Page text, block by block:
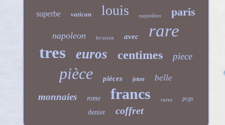
superbe vatican louis napoléon paris
napoleon bronze avec rare
tres euros centimes piece
pièce pièces jeton belle
monnaies rome francs rares pcgs
denier coffret